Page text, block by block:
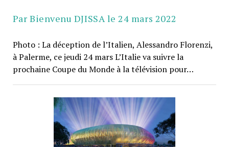
Par Bienvenu DJISSA le 24 mars 2022
Photo : La déception de l’Italien, Alessandro Florenzi,
à Palerme, ce jeudi 24 mars L’Italie va suivre la
prochaine Coupe du Monde à la télévision pour…